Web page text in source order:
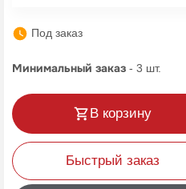
Под заказ
Минимальный заказ - 3 шт.
В корзину
Быстрый заказ